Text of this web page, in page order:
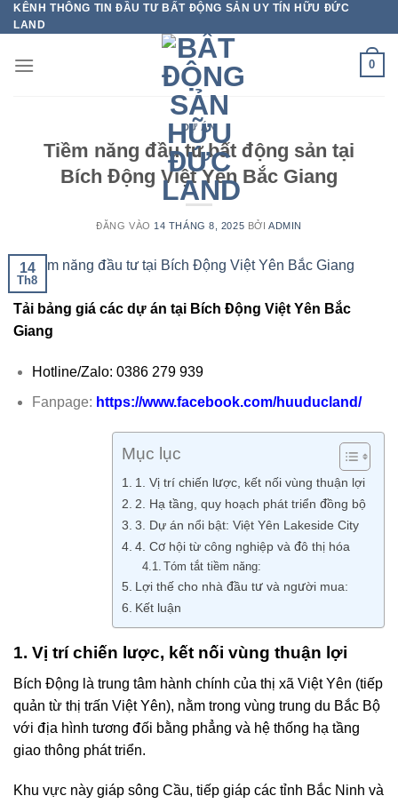
Bỏ
qua
dung
KÊNH THÔNG TIN ĐẦU TƯ BẤT ĐỘNG SẢN UY TÍN HỮU ĐỨC
LAND
0
DỰ ÁN
Tiềm năng đầu tư bất động sản tại
Bích Động Việt Yên Bắc Giang
ĐĂNG VÀO 14 THÁNG 8, 2025 BỞI ADMIN
14
Th8
Tải bảng giá các dự án tại Bích Động Việt Yên Bắc
Giang
Hotline/Zalo: 0386 279 939
Fanpage: https://www.facebook.com/huuducland/
Mục lục
1. Vị trí chiến lược, kết nối vùng thuận lợi
2. Hạ tầng, quy hoạch phát triển đồng bộ
3. Dự án nổi bật: Việt Yên Lakeside City
4. Cơ hội từ công nghiệp và đô thị hóa
Tóm tắt tiềm năng:
Lợi thế cho nhà đầu tư và người mua:
Kết luận
1. Vị trí chiến lược, kết nối vùng thuận lợi
Bích Động là trung tâm hành chính của thị xã Việt Yên (tiếp
quản từ thị trấn Việt Yên), nằm trong vùng trung du Bắc Bộ
với địa hình tương đối bằng phẳng và hệ thống hạ tầng
giao thông phát triển.
Khu vực này giáp sông Cầu, tiếp giáp các tỉnh Bắc Ninh và